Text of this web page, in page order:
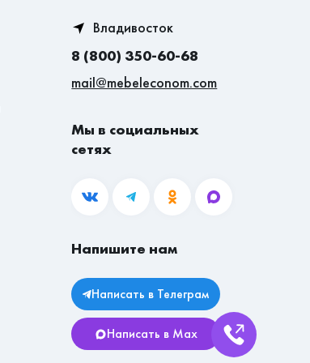
Владивосток
8 (800) 350-60-68
mail@mebeleconom.com
Мы в социальных
сетях
Напишите нам
Написать в Телеграм
Написать в Max